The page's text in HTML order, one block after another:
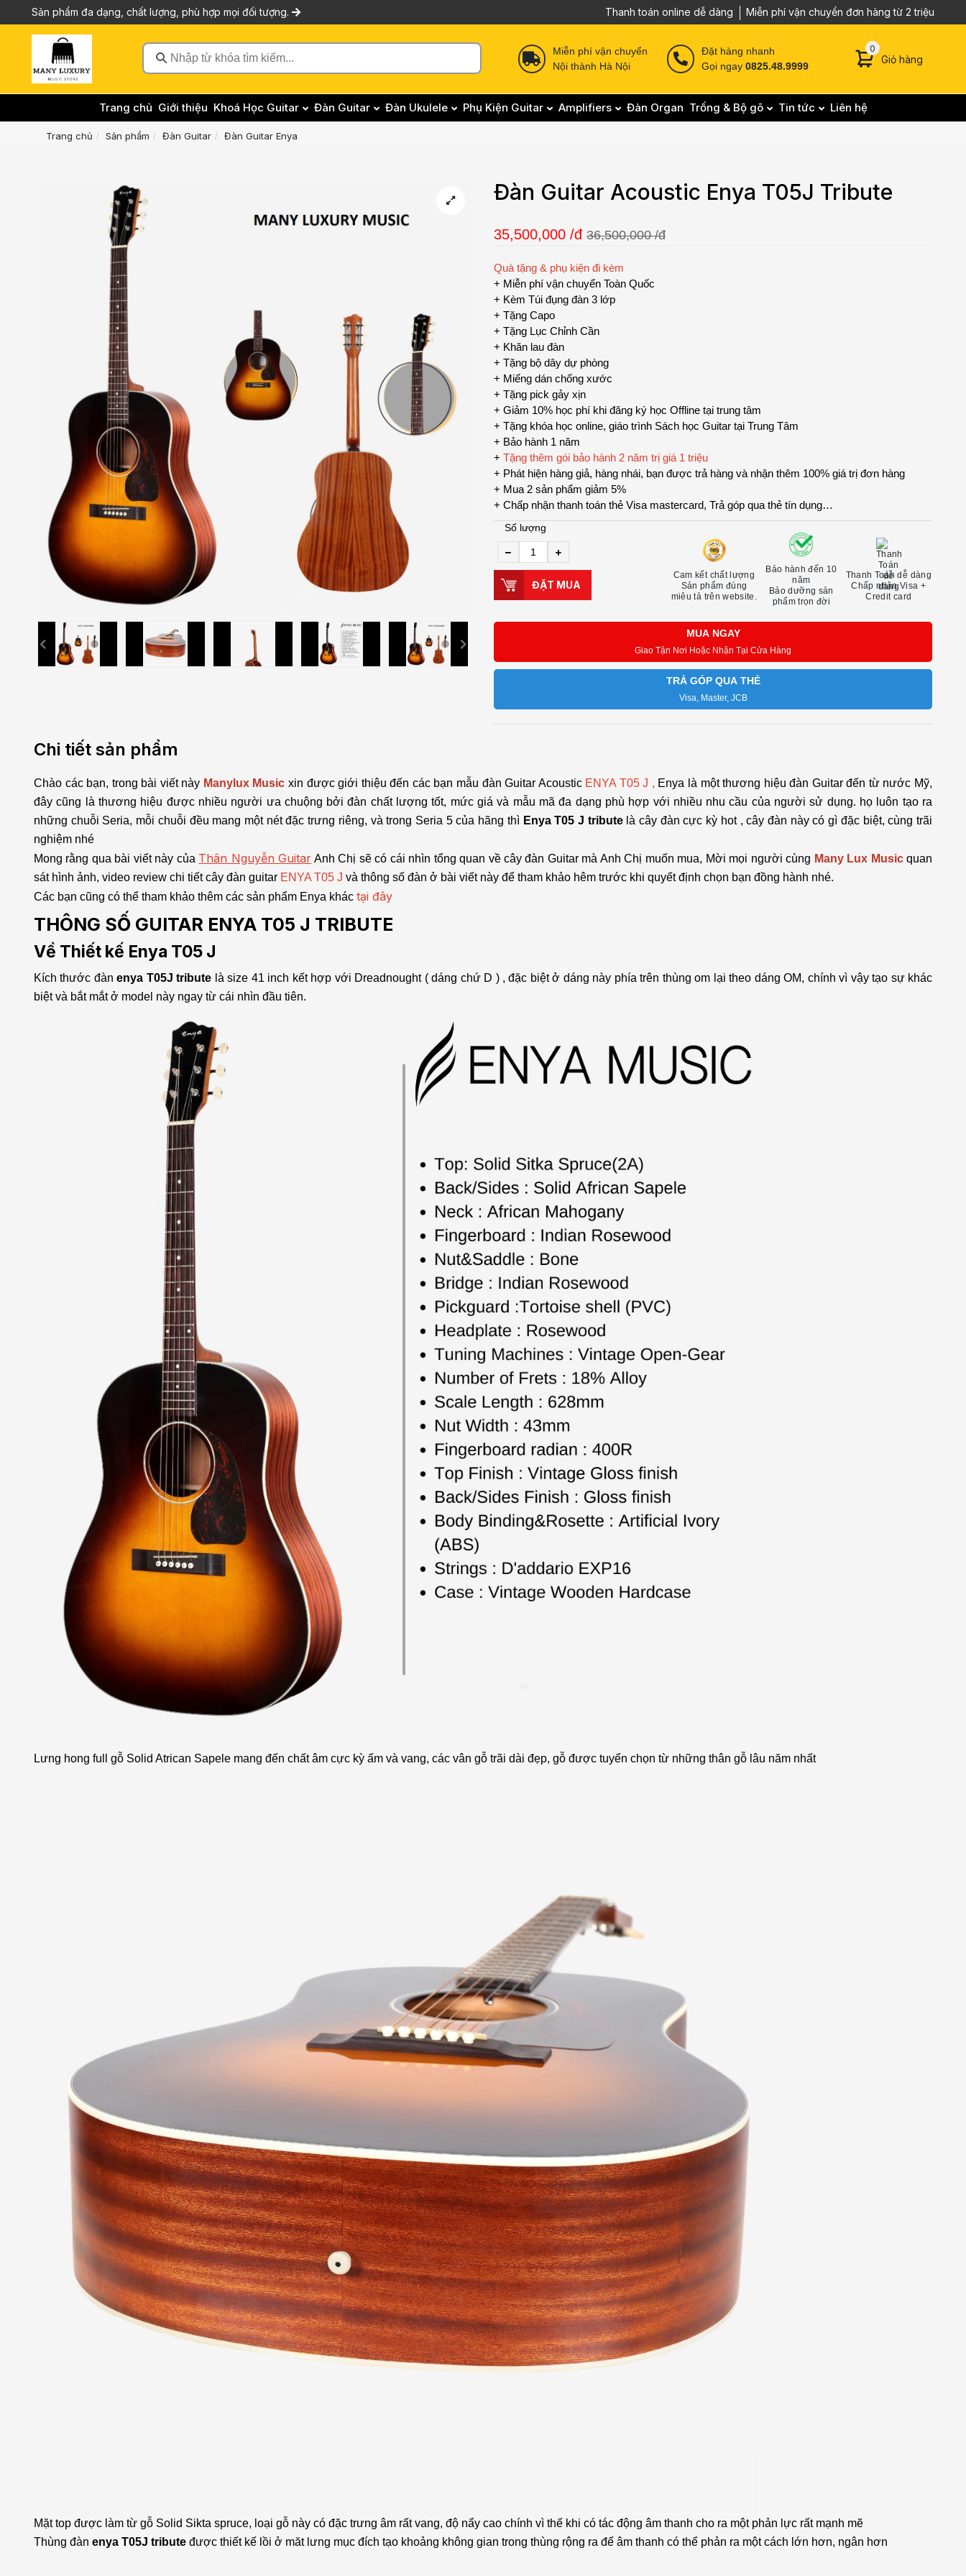
Sản phẩm đa dạng, chất lượng, phù hợp mọi đối tượng. Thanh toán online dễ dàng Miễn phí vận chuyển đơn hàng từ 2 triệu
Nhập từ khóa tìm kiếm...
Miễn phí vận chuyển
Nội thành Hà Nội
Đặt hàng nhanh
Gọi ngay0825.48.9999
00 sản phẩm trong
Giỏ hàng
Trang chủ Giới thiệu Khoá Học Guitar Đàn Guitar Đàn Ukulele Phụ Kiện Guitar Amplifiers Đàn Organ Trống & Bộ gõ Tin tức Liên hệ
Trang chủ Sản phẩm Đàn Guitar Đàn Guitar Enya
Đàn Guitar Acoustic Enya T05J Tribute
35,500,000 /đ 36,500,000 /đ
Quà tặng & phụ kiện đi kèm
+ Miễn phí vận chuyển Toàn Quốc
+ Kèm Túi đụng đàn 3 lớp
+ Tặng Capo
+ Tặng Lục Chỉnh Cần
+ Khăn lau đàn
+ Tặng bộ dây dự phòng
+ Miếng dán chống xước
+ Tặng pick gảy xịn
+ Giảm 10% học phí khi đăng ký học Offline tại trung tâm
+ Tặng khóa học online, giáo trình Sách học Guitar tại Trung Tâm
+ Bảo hành 1 năm
+ Tặng thêm gói bảo hành 2 năm trị giá 1 triệu
+ Phát hiện hàng giả, hàng nhái, bạn được trả hàng và nhận thêm 100% giá trị đơn hàng
+ Mua 2 sản phẩm giảm 5%
+ Chấp nhận thanh toán thẻ Visa mastercard, Trả góp qua thẻ tín dụng…
Số lượng
ĐẶT MUA
Cam kết chất lượng
Sản phẩm đúng
miêu tả trên website.
Bảo hành đến 10
năm
Bảo dưỡng sản
phẩm trọn đời
Thanh Toán dễ dàng
Chấp nhận Visa +
Credit card
MUA NGAY
Giao Tận Nơi Hoặc Nhận Tại Cửa Hàng
TRẢ GÓP QUA THẺ
Visa, Master, JCB
Chi tiết sản phẩm
Chào các bạn, trong bài viết này Manylux Music xin được giới thiệu đến các bạn mẫu đàn Guitar AcousticENYA T05 J , Enya là một thương hiệu đàn Guitar đến từ nước Mỹ,
đây cũng là thương hiệu được nhiều người ưa chuộng bởi đàn chất lượng tốt, mức giá và mẫu mã đa dạng phù hợp với nhiều nhu cầu của người sử dụng. họ luôn tạo ra
những chuỗi Seria, mỗi chuỗi đều mang một nét đặc trưng riêng, và trong Seria 5 của hãng thì Enya T05 J tributelà cây đàn cực kỳ hot , cây đàn này có gì đặc biệt, cùng trãi
nghiệm nhé
Mong rằng qua bài viết này của Thân Nguyễn Guitar Anh Chị sẽ có cái nhìn tổng quan về cây đàn Guitar mà Anh Chị muốn mua, Mời mọi người cùng Many Lux Musicquan
sát hình ảnh, video review chi tiết cây đàn guitar ENYA T05 J và thông số đàn ở bài viết này để tham khảo hêm trước khi quyết định chọn bạn đồng hành nhé.
Các bạn cũng có thể tham khảo thêm các sản phẩm Enya khác tại đây
THÔNG SỐ GUITAR ENYA T05 J TRIBUTE
Về Thiết kế Enya T05 J
Kích thước đànenya T05J tribute là size 41 inch kết hợp với Dreadnought ( dáng chứ D ) , đặc biệt ở dáng này phía trên thùng om lại theo dáng OM, chính vì vậy tạo sự khác
biệt và bắt mắt ở model này ngay từ cái nhìn đầu tiên.
Lưng hong full gỗ Solid Atrican Sapele mang đến chất âm cực kỳ ấm và vang, các vân gỗ trãi dài đẹp, gỗ được tuyển chọn từ những thân gỗ lâu năm nhất
Mặt top được làm từ gỗ Solid Sikta spruce, loại gỗ này có đặc trưng âm rất vang, độ nẩy cao chính vì thế khi có tác động âm thanh cho ra một phản lực rất mạnh mẽ
Thùng đàn enya T05J tribute được thiết kế lồi ở măt lưng mục đích tạo khoảng không gian trong thùng rộng ra để âm thanh có thể phản ra một cách lớn hơn, ngân hơn